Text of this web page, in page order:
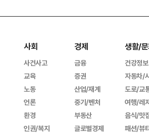
사회
사건사고
교육
노동
언론
환경
인권/복지
경제
금융
증권
산업/재계
중기/벤처
부동산
글로벌경제
생활/
건강정보
자동차/
도로/교
여행/레
음식/맛
패션/뷰